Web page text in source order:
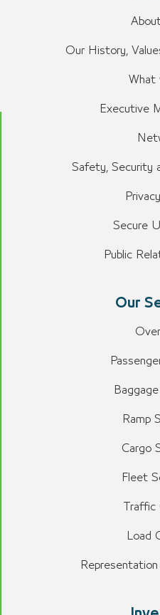
Our History,
What
Executive
Safety, Security
Secure
Public
Our
Ramp
Cargo
Fleet
Traffic
Load
Representation